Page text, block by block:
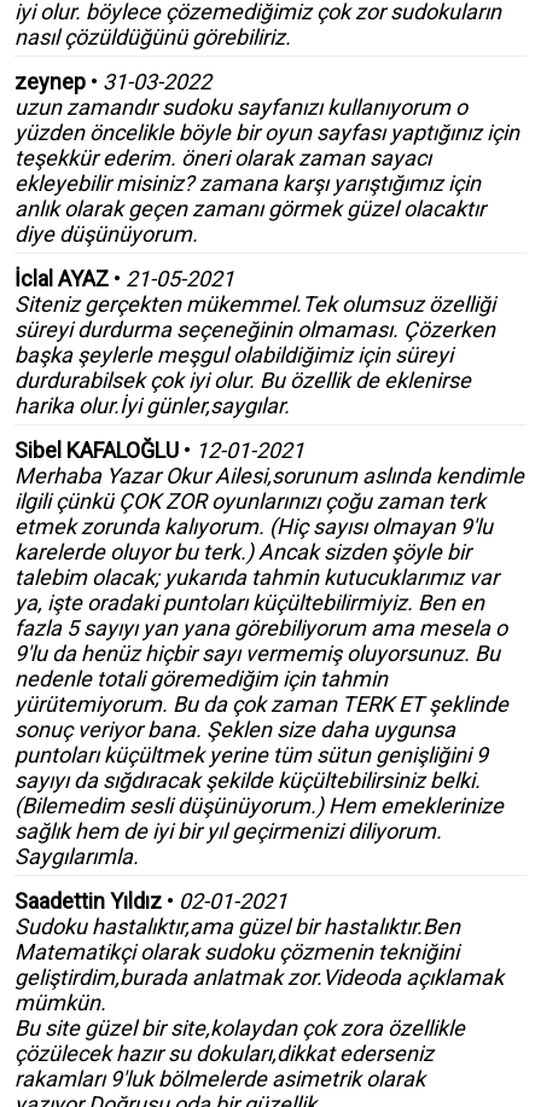
iyi olur. böylece çözemediğimiz çok zor sudokuların
nasıl çözüldüğünü görebiliriz.
zeynep • 31-03-2022
uzun zamandır sudoku sayfanızı kullanıyorum o
yüzden öncelikle böyle bir oyun sayfası yaptığınız için
teşekkür ederim. öneri olarak zaman sayacı
ekleyebilir misiniz? zamana karşı yarıştığımız için
anlık olarak geçen zamanı görmek güzel olacaktır
diye düşünüyorum.
İclal AYAZ • 21-05-2021
Siteniz gerçekten mükemmel.Tek olumsuz özelliği
süreyi durdurma seçeneğinin olmaması. Çözerken
başka şeylerle meşgul olabildiğimiz için süreyi
durdurabilsek çok iyi olur. Bu özellik de eklenirse
harika olur.İyi günler,saygılar.
Sibel KAFALOĞLU • 12-01-2021
Merhaba Yazar Okur Ailesi,sorunum aslında kendimle
ilgili çünkü ÇOK ZOR oyunlarınızı çoğu zaman terk
etmek zorunda kalıyorum. (Hiç sayısı olmayan 9'lu
karelerde oluyor bu terk.) Ancak sizden şöyle bir
talebim olacak; yukarıda tahmin kutucuklarımız var
ya, işte oradaki puntoları küçültebilirmiyiz. Ben en
fazla 5 sayıyı yan yana görebiliyorum ama mesela o
9'lu da henüz hiçbir sayı vermemiş oluyorsunuz. Bu
nedenle totali göremediğim için tahmin
yürütemiyorum. Bu da çok zaman TERK ET şeklinde
sonuç veriyor bana. Şeklen size daha uygunsa
puntoları küçültmek yerine tüm sütun genişliğini 9
sayıyı da sığdıracak şekilde küçültebilirsiniz belki.
(Bilemedim sesli düşünüyorum.) Hem emeklerinize
sağlık hem de iyi bir yıl geçirmenizi diliyorum.
Saygılarımla.
Saadettin Yıldız • 02-01-2021
Sudoku hastalıktır,ama güzel bir hastalıktır.Ben
Matematikçi olarak sudoku çözmenin tekniğini
geliştirdim,burada anlatmak zor.Videoda açıklamak
mümkün.
Bu site güzel bir site,kolaydan çok zora özellikle
çözülecek hazır su dokuları,dikkat ederseniz
rakamları 9'luk bölmelerde asimetrik olarak